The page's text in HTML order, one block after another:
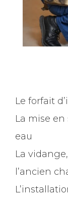
Le forfait
La mise
eau
La
l’ancien